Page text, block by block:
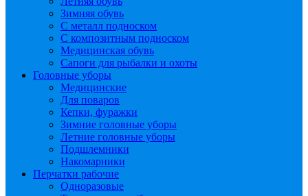
Зимняя обувь
С металл подноском
С композитным подноском
Медицинская обувь
Сапоги для рыбалки и охоты
Головные уборы
Медицинские
Для поваров
Кепки, фуражки
Зимние головные уборы
Летние головные уборы
Подшлемники
Накомарники
Перчатки рабочие
Одноразовые